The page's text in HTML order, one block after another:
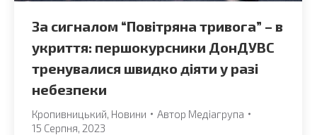
За сигналом “Повітряна тривога” – в
укриття: першокурсники ДонДУВС
тренувалися швидко діяти у разі
небезпеки
Кропивницький Новини Автор Медіагрупа
15 Серпня, 2023